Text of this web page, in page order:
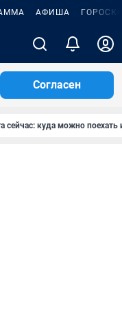
АФИША
Согласен
сейчас: куда можно поехать